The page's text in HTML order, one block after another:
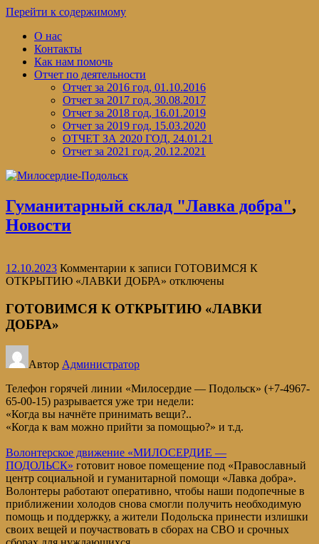
Перейти к содержимому
О нас
Контакты
Как нам помочь
Отчет по деятельности
Отчет за 2016 год, 01.10.2016
Отчет за 2017 год, 30.08.2017
Отчет за 2018 год, 16.01.2019
Отчет за 2019 год, 15.03.2020
ОТЧЕТ ЗА 2020 ГОД, 24.01.21
Отчет за 2021 год, 20.12.2021
Гуманитарный склад "Лавка добра",
Новости
12.10.2023 Комментарии к записи ГОТОВИМСЯ К
ОТКРЫТИЮ «ЛАВКИ ДОБРА» отключены
ГОТОВИМСЯ К ОТКРЫТИЮ «ЛАВКИ
ДОБРА»
Автор Администратор
Телефон горячей линии «Милосердие — Подольск» (+7-4967-
65-00-15) разрывается уже три недели:
«Когда вы начнёте принимать вещи?..
«Когда к вам можно прийти за помощью?» и т.д.
Волонтерское движение «МИЛОСЕРДИЕ —
ПОДОЛЬСК» готовит новое помещение под «Православный
центр социальной и гуманитарной помощи «Лавка добра».
Волонтеры работают оперативно, чтобы наши подопечные в
приближении холодов снова смогли получить необходимую
помощь и поддержку, а жители Подольска принести излишки
своих вещей и поучаствовать в сборах на СВО и срочных